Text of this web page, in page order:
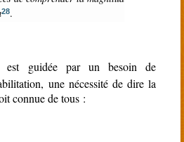
28.
est guidée par un besoin de
une nécessité de dire la
connue de tous :